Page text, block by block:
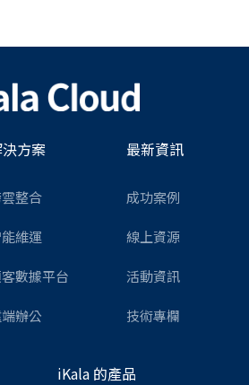
方案
整合
維運
數據平台
辦公
最新資訊
成功案例
線上資源
活動資訊
技術專欄
iKala 的產品